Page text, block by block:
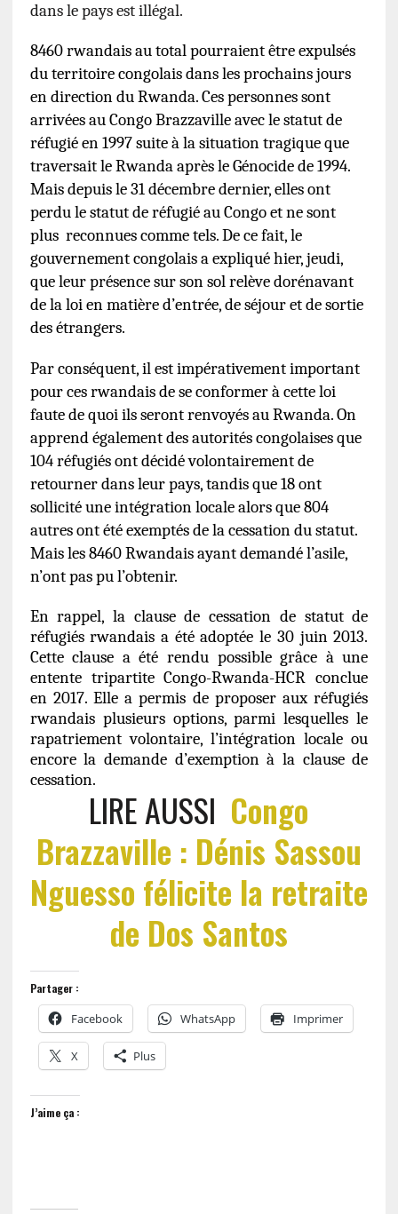
dans le pays est illégal.
8460 rwandais au total pourraient être expulsés
du territoire congolais dans les prochains jours
en direction du Rwanda. Ces personnes sont
arrivées au Congo Brazzaville avec le statut de
réfugié en 1997 suite à la situation tragique que
traversait le Rwanda après le Génocide de 1994.
Mais depuis le 31 décembre dernier, elles ont
perdu le statut de réfugié au Congo et ne sont
plus reconnues comme tels. De ce fait, le
gouvernement congolais a expliqué hier, jeudi,
que leur présence sur son sol relève dorénavant
de la loi en matière d’entrée, de séjour et de sortie
des étrangers.
Par conséquent, il est impérativement important
pour ces rwandais de se conformer à cette loi
faute de quoi ils seront renvoyés au Rwanda. On
apprend également des autorités congolaises que
104 réfugiés ont décidé volontairement de
retourner dans leur pays, tandis que 18 ont
sollicité une intégration locale alors que 804
autres ont été exemptés de la cessation du statut.
Mais les 8460 Rwandais ayant demandé l’asile,
n’ont pas pu l’obtenir.
En rappel, la clause de cessation de statut de
réfugiés rwandais a été adoptée le 30 juin 2013.
Cette clause a été rendu possible grâce à une
entente tripartite Congo-Rwanda-HCR conclue
en 2017. Elle a permis de proposer aux réfugiés
rwandais plusieurs options, parmi lesquelles le
rapatriement volontaire, l’intégration locale ou
encore la demande d’exemption à la clause de
cessation.
LIRE AUSSI Congo
Brazzaville : Dénis Sassou
Nguesso félicite la retraite
de Dos Santos
Partager :
Facebook WhatsApp Imprimer
X Plus
J’aime ça :